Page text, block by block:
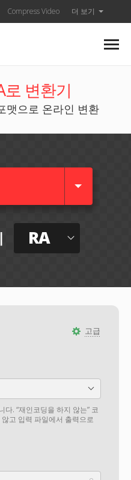
Compress Video 더 보기
로 변환기
맷으로 온라인 변환
RA
고급
. “재인코딩을 하지 않는” 코
고 입력 파일에서 출력으로